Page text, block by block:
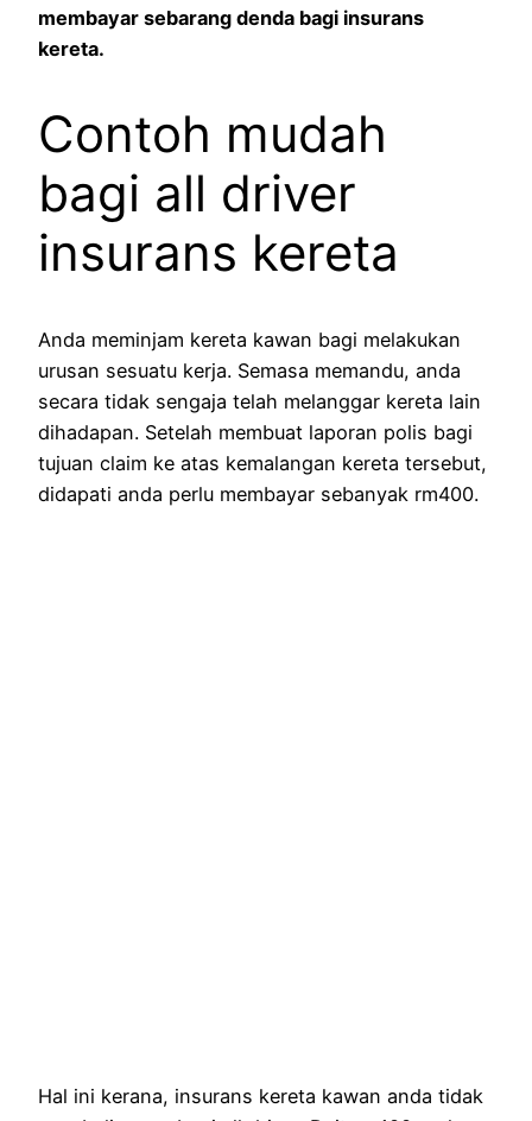
membayar sebarang denda bagi insurans
kereta.
Contoh mudah
bagi all driver
insurans kereta
Anda meminjam kereta kawan bagi melakukan
urusan sesuatu kerja. Semasa memandu, anda
secara tidak sengaja telah melanggar kereta lain
dihadapan. Setelah membuat laporan polis bagi
tujuan claim ke atas kemalangan kereta tersebut,
didapati anda perlu membayar sebanyak rm400.
Hal ini kerana, insurans kereta kawan anda tidak